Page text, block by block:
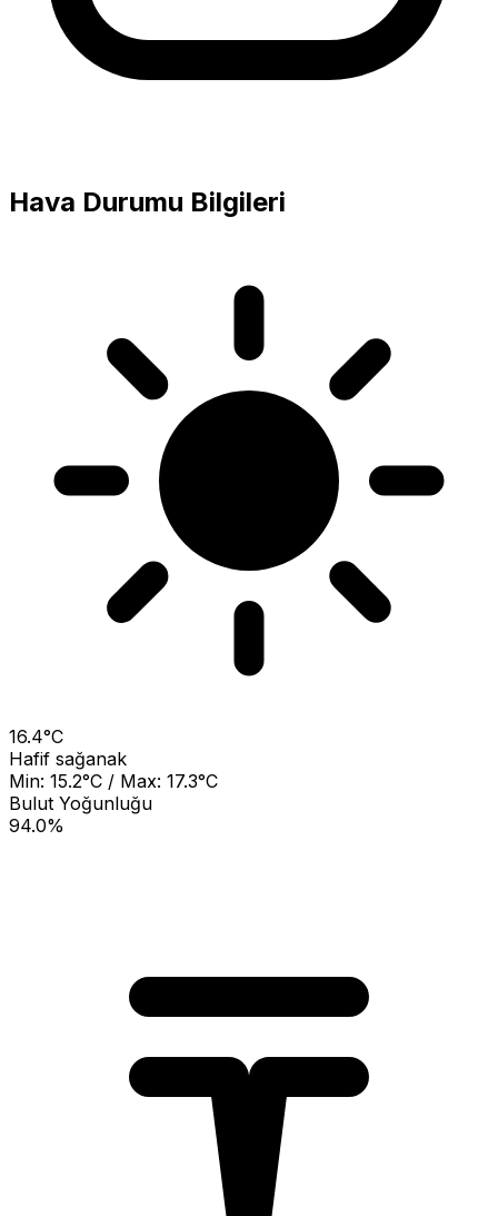
Hava Durumu Bilgileri
16.4°C
Hafif sağanak
Min: 15.2°C / Max: 17.3°C
Bulut Yoğunluğu
94.0%